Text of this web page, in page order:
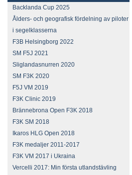
Backlanda Cup 2025
Ålders- och geografisk fördelning av piloter
i segelklasserna
F3B Helsingborg 2022
SM F5J 2021
Sliglandasnurren 2020
SM F3K 2020
F5J VM 2019
F3K Clinic 2019
Brännebrona Open F3K 2018
F3K SM 2018
Ikaros HLG Open 2018
F3K medaljer 2011-2017
F3K VM 2017 i Ukraina
Vercelli 2017: Min första utlandstävling